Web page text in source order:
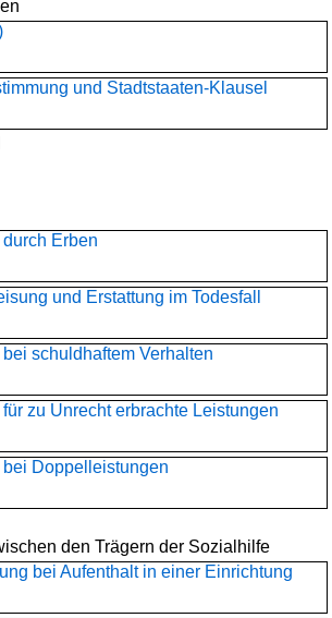
und Stadtstaaten-Klausel
Erben
und Erstattung im Todesfall
schuldhaftem Verhalten
zu Unrecht erbrachte Leistungen
Doppelleistungen
den Trägern der Sozialhilfe
bei Aufenthalt in einer Einrichtung